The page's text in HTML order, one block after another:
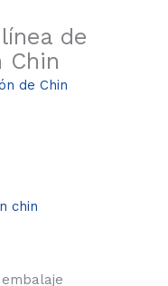
de
Chin
de Chin
chin